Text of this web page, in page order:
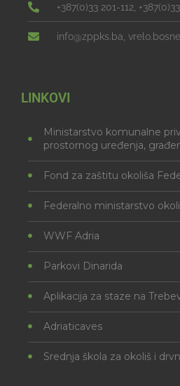
+387(0)33 201-112,
info@zppks.ba,
LINKOVI
Ministarstvo komunalne
prostornog uređenja,
Fond za zaštitu okoliša
Federalno ministarstvo
WWF Adria
Parkovi Dinarida
Aplikacija za staze na
Adriaticaves
Srednja škola za okoliš i